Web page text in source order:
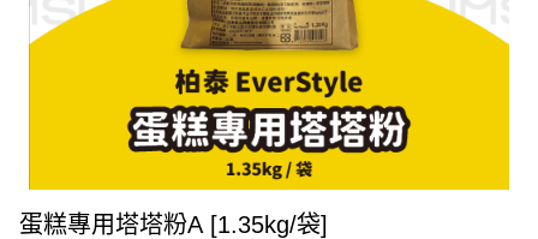
蛋糕專用塔塔粉A [1.35kg/袋]